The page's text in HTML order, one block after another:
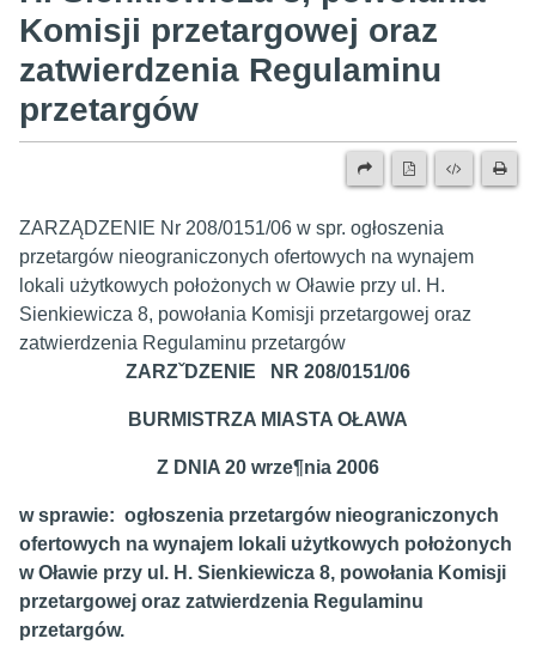
Komisji przetargowej oraz
zatwierdzenia Regulaminu
przetargów
ZARZĄDZENIE Nr 208/0151/06 w spr. ogłoszenia
przetargów nieograniczonych ofertowych na wynajem
lokali użytkowych położonych w Oławie przy ul. H.
Sienkiewicza 8, powołania Komisji przetargowej oraz
zatwierdzenia Regulaminu przetargów
ZARZˇDZENIE NR 208/0151/06
BURMISTRZA MIASTA OŁAWA
Z DNIA 20 wrze¶nia 2006
w sprawie: ogłoszenia przetargów nieograniczonych
ofertowych na wynajem lokali użytkowych położonych
w Oławie przy ul. H. Sienkiewicza 8, powołania Komisji
przetargowej oraz zatwierdzenia Regulaminu
przetargów.